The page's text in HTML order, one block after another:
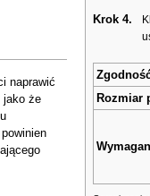
Krok 4.
Rozmiar
naprawić
jako że